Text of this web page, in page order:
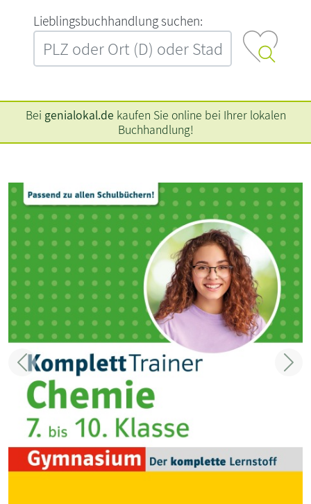
L‍i‍e‍b‍l‍i‍n‍g‍s‍b‍u‍c‍h‍h‍a‍n‍d‍l‍u‍n‍g‍ ‍s‍u‍c‍h‍e‍n‍:‍
Bei genialokal.de kaufen Sie online bei Ihrer lokalen
Buchhandlung!
Zurück